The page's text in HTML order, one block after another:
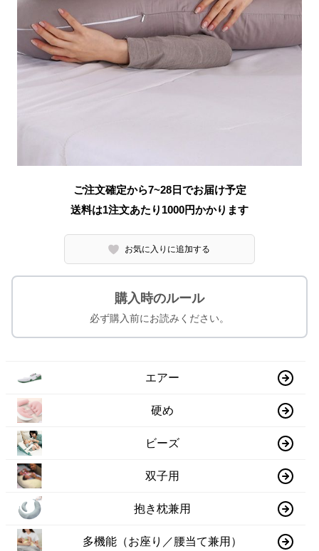
ご注文確定から7~28日でお届け予定
送料は1注文あたり 1000円かかります
お気に入りに追加する
購入時のルール
必ず購入前にお読みください。
エアー
硬め
ビーズ
双子用
抱き枕兼用
多機能（お座り／腰当て兼用）